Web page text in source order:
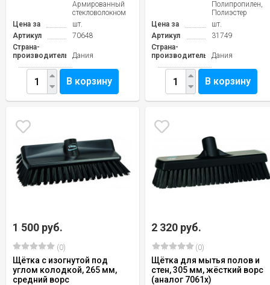
Армированный
стекловолокном
Цена за
шт.
Артикул
70648
Страна-
производитель
Дания
В корзину
Полипропилен,
Полиэстер
Цена за
шт.
Артикул
31749
Страна-
производитель
Дания
В корзину
1 500 руб.
(0)
Щётка с изогнутой под
углом колодкой, 265 мм,
средний ворс
2 320 руб.
(0)
Щётка для мытья полов и
стен, 305 мм, жёсткий ворс
(аналог 7061х)